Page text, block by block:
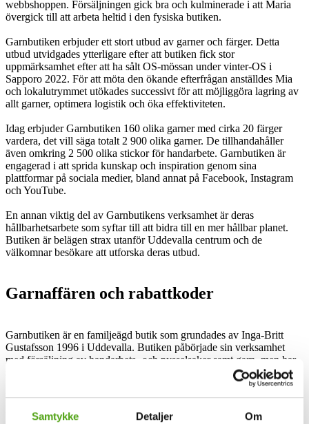
Samtykke Detaljer Om
webbshoppen. Försäljningen gick bra och kulminerade i att Maria
övergick till att arbeta heltid i den fysiska butiken.
Garnbutiken erbjuder ett stort utbud av garner och färger. Detta
utbud utvidgades ytterligare efter att butiken fick stor
uppmärksamhet efter att ha sålt OS-mössan under vinter-OS i
Sapporo 2022. För att möta den ökande efterfrågan anställdes Mia
och lokalutrymmet utökades successivt för att möjliggöra lagring av
allt garner, optimera logistik och öka effektiviteten.
Idag erbjuder Garnbutiken 160 olika garner med cirka 20 färger
vardera, det vill säga totalt 2 900 olika garner. De tillhandahåller
även omkring 2 500 olika stickor för handarbete. Garnbutiken är
engagerad i att sprida kunskap och inspiration genom sina
plattformar på sociala medier, bland annat på Facebook, Instagram
och YouTube.
En annan viktig del av Garnbutikens verksamhet är deras
hållbarhetsarbete som syftar till att bidra till en mer hållbar planet.
Butiken är belägen strax utanför Uddevalla centrum och de
välkomnar besökare att utforska deras utbud.
Garnaffären och rabattkoder
Garnbutiken är en familjeägd butik som grundades av Inga-Britt
Gustafsson 1996 i Uddevalla. Butiken påbörjade sin verksamhet
med försäljning av handarbets- och pysselsaker samt garn, men har
sedan dess utvecklats till att även erbjuda garnförsäljning via nätet.
Med visionen att bli det mest kundnära företaget inom
handarbetesbranschen strävar garnbutiken efter att upptäcka och